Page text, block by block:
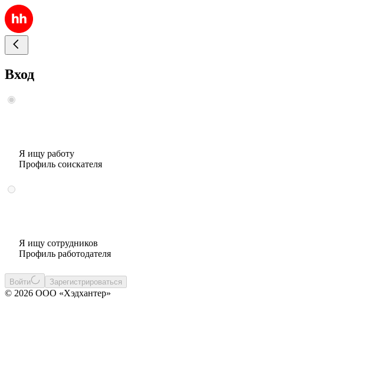
Вход
Я ищу работу
Профиль соискателя
Я ищу сотрудников
Профиль работодателя
Войти Зарегистрироваться
© 2026 ООО «Хэдхантер»